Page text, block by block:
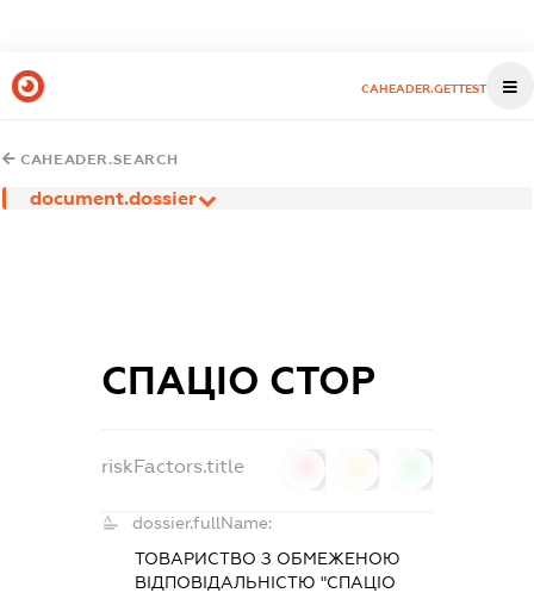
CAHEADER.GETTEST
CAHEADER.SEARCH
document.dossier
СПАЦІО СТОР
riskFactors.title
dossier.fullName:
ТОВАРИСТВО З ОБМЕЖЕНОЮ
ВІДПОВІДАЛЬНІСТЮ "СПАЦІО